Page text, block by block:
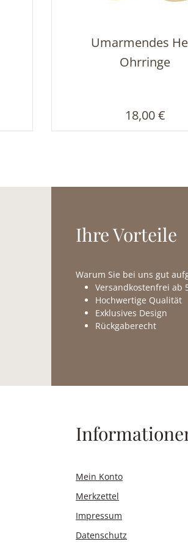
Umarmendes
Ohrringe
Regulärer
18,00 €
Ihre Vorteile
Warum Sie bei uns gut
Versandkostenfrei ab
Hochwertige Qualität
Exklusives Design
Rückgaberecht
Mein Konto
Merkzettel
Impressum
Datenschutz